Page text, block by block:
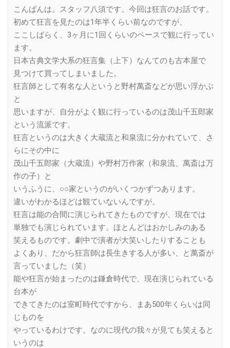
こんばんは。スタッフ八須です。今回は狂言のお話です。
初めて狂言を見たのは1年半くらい前なのですが、
ここしばらく、3ヶ月に1回くらいのペースで観に行ってい
ます。
日本古典文学大系の狂言集（上下）なんてのも古本屋で
見つけて買ってしまいました。
狂言師として有名な人というと野村萬斎などが思い浮かぶ
と
思いますが、自分がよく観に行っているのは茂山千五郎家
という流派です。
狂言というのは大きく大蔵流と和泉流に分かれていて、さ
らにその中に
茂山千五郎家（大蔵流）や野村万作家（和泉流、萬斎は万
作の子）と
いうふうに、○○家というのがいくつかずつあります。
違いがわかるほどは観ていないんですが。
狂言は能の合間に演じられてきたものですが、現在では
単独でも演じられています。ほとんどはおかしみのある
笑えるものです。劇中で演者が大笑いしたりすることも
よくあり、だから狂言師は長生きする人が多い、と萬斎が
言っていました（笑）
能や狂言が始まったのは鎌倉時代で、現在演じられている
台本が
できてきたのは室町時代ですから、まあ500年くらいは同
じものを
やっているわけです。なのに現代の我々が見ても笑えると
いうのは